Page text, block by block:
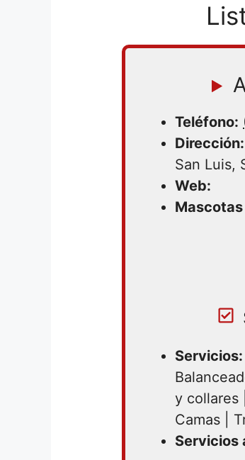
Teléfono:
Dirección:
San Luis,
Web:
Lunes 09:30 –
Servicios:
y collares
Camas |
Servicios